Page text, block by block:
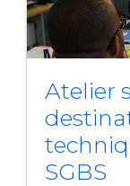
Atelier
SGBS